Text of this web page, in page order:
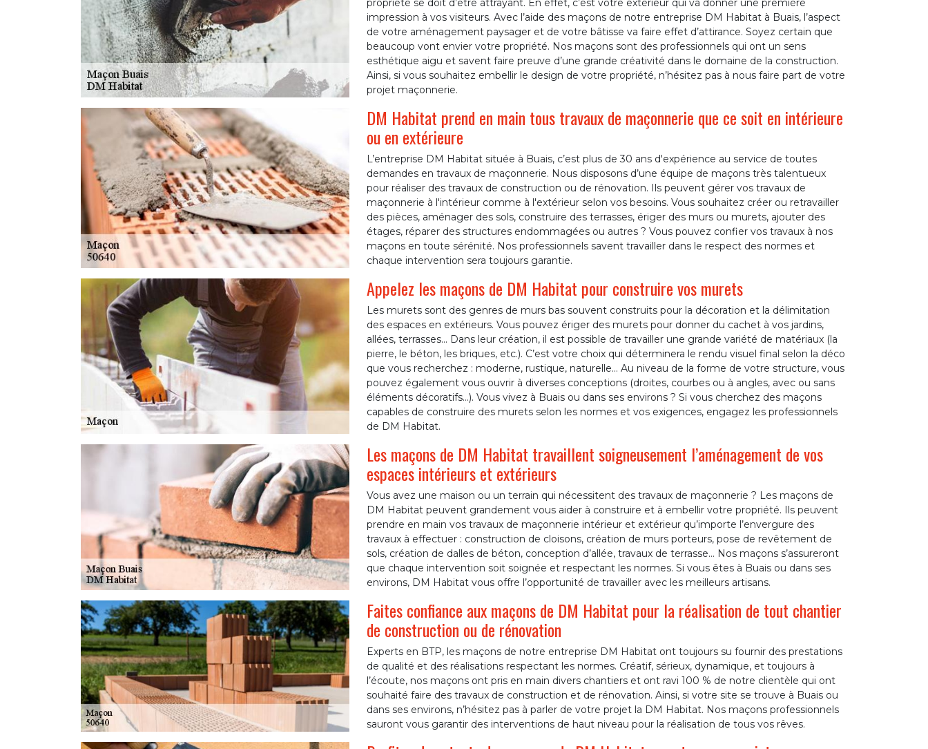
propriété se doit d’être attrayant. En effet, c’est votre extérieur qui va donner une première
impression à vos visiteurs. Avec l’aide des maçons de notre entreprise DM Habitat à Buais, l’aspect
de votre aménagement paysager et de votre bâtisse va faire effet d’attirance. Soyez certain que
beaucoup vont envier votre propriété. Nos maçons sont des professionnels qui ont un sens
esthétique aigu et savent faire preuve d’une grande créativité dans le domaine de la construction.
Ainsi, si vous souhaitez embellir le design de votre propriété, n’hésitez pas à nous faire part de votre
projet maçonnerie.
DM Habitat prend en main tous travaux de maçonnerie que ce soit en intérieure
ou en extérieure
L’entreprise DM Habitat située à Buais, c’est plus de 30 ans d'expérience au service de toutes
demandes en travaux de maçonnerie. Nous disposons d’une équipe de maçons très talentueux
pour réaliser des travaux de construction ou de rénovation. Ils peuvent gérer vos travaux de
maçonnerie à l'intérieur comme à l'extérieur selon vos besoins. Vous souhaitez créer ou retravailler
des pièces, aménager des sols, construire des terrasses, ériger des murs ou murets, ajouter des
étages, réparer des structures endommagées ou autres ? Vous pouvez confier vos travaux à nos
maçons en toute sérénité. Nos professionnels savent travailler dans le respect des normes et
chaque intervention sera toujours garantie.
Appelez les maçons de DM Habitat pour construire vos murets
Les murets sont des genres de murs bas souvent construits pour la décoration et la délimitation
des espaces en extérieurs. Vous pouvez ériger des murets pour donner du cachet à vos jardins,
allées, terrasses… Dans leur création, il est possible de travailler une grande variété de matériaux (la
pierre, le béton, les briques, etc.). C’est votre choix qui déterminera le rendu visuel final selon la déco
que vous recherchez : moderne, rustique, naturelle… Au niveau de la forme de votre structure, vous
pouvez également vous ouvrir à diverses conceptions (droites, courbes ou à angles, avec ou sans
éléments décoratifs…). Vous vivez à Buais ou dans ses environs ? Si vous cherchez des maçons
capables de construire des murets selon les normes et vos exigences, engagez les professionnels
de DM Habitat.
Les maçons de DM Habitat travaillent soigneusement l’aménagement de vos
espaces intérieurs et extérieurs
Vous avez une maison ou un terrain qui nécessitent des travaux de maçonnerie ? Les maçons de
DM Habitat peuvent grandement vous aider à construire et à embellir votre propriété. Ils peuvent
prendre en main vos travaux de maçonnerie intérieur et extérieur qu’importe l’envergure des
travaux à effectuer : construction de cloisons, création de murs porteurs, pose de revêtement de
sols, création de dalles de béton, conception d’allée, travaux de terrasse… Nos maçons s’assureront
que chaque intervention soit soignée et respectant les normes. Si vous êtes à Buais ou dans ses
environs, DM Habitat vous offre l’opportunité de travailler avec les meilleurs artisans.
Faites confiance aux maçons de DM Habitat pour la réalisation de tout chantier
de construction ou de rénovation
Experts en BTP, les maçons de notre entreprise DM Habitat ont toujours su fournir des prestations
de qualité et des réalisations respectant les normes. Créatif, sérieux, dynamique, et toujours à
l’écoute, nos maçons ont pris en main divers chantiers et ont ravi 100 % de notre clientèle qui ont
souhaité faire des travaux de construction et de rénovation. Ainsi, si votre site se trouve à Buais ou
dans ses environs, n’hésitez pas à parler de votre projet la DM Habitat. Nos maçons professionnels
sauront vous garantir des interventions de haut niveau pour la réalisation de tous vos rêves.